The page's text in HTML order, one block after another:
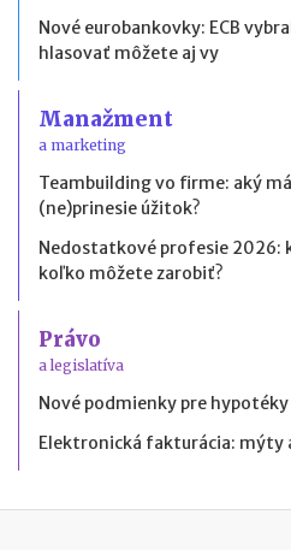
Nové eurobankovky: ECB
hlasovať môžete aj vy
Manažment
a marketing
Teambuilding vo firme: aký
(ne)prinesie úžitok?
Nedostatkové profesie 2026:
koľko môžete zarobiť?
Právo
a legislatíva
Nové podmienky pre
Elektronická fakturácia: mýty